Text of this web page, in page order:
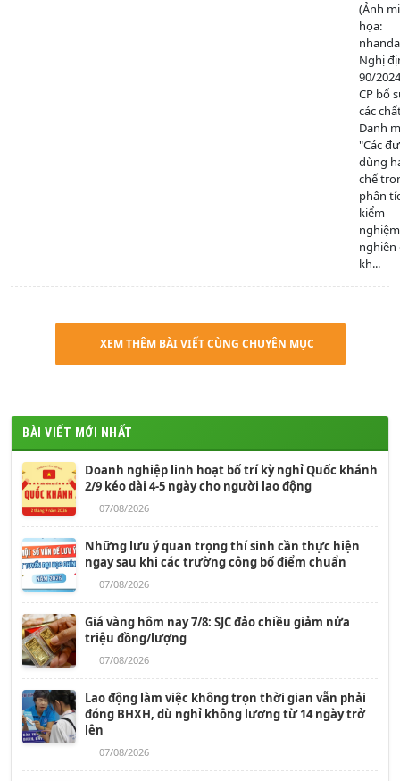
(Ảnh
họa:
Nghị
90/
CP bổ
các
Danh
"Các
dùng
chế
phân
kiểm
nghiên
kh...
XEM THÊM BÀI VIẾT CÙNG CHUYÊN MỤC
BÀI VIẾT MỚI NHẤT
Doanh nghiệp linh hoạt bố trí kỳ nghỉ Quốc khánh
2/9 kéo dài 4-5 ngày cho người lao động
07/08/2026
Những lưu ý quan trọng thí sinh cần thực hiện
ngay sau khi các trường công bố điểm chuẩn
07/08/2026
Giá vàng hôm nay 7/8: SJC đảo chiều giảm nửa
triệu đồng/lượng
07/08/2026
Lao động làm việc không trọn thời gian vẫn phải
đóng BHXH, dù nghỉ không lương từ 14 ngày trở
lên
07/08/2026